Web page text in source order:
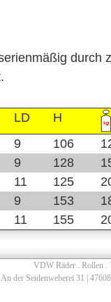
durch
LD H
9 106
9 128
11 125
9 153
11 155
VDW Räder . Rollen .
An der Seidenweberei 31 |